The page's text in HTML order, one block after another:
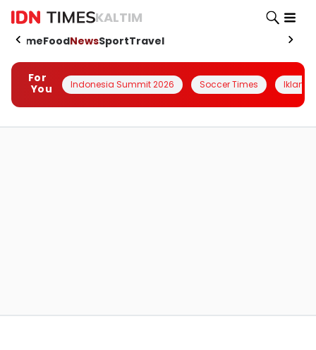
KALTIM
HomeFoodNewsSportTravel
For
You
Indonesia Summit 2026 Soccer Times Iklanin